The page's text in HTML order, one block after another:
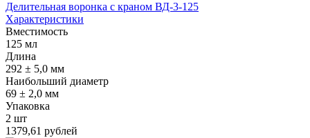
Делительная воронка с краном ВД-3-125
Характеристики
Вместимость
125 мл
Длина
292 ± 5,0 мм
Наибольший диаметр
69 ± 2,0 мм
Упаковка
2 шт
1379,61 рублей